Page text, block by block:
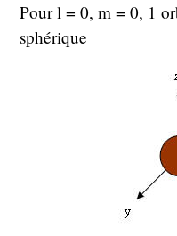
Pour l = 0, m = 0, 1
sphérique